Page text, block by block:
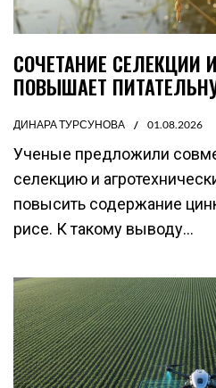
СОЧЕТАНИЕ СЕЛЕКЦИИ
ПОВЫШАЕТ
ДИНАРА ТУРСУНОВА 01.08.2026
Ученые предложили
селекцию и
повысить содержание
рисе. К такому выводу...